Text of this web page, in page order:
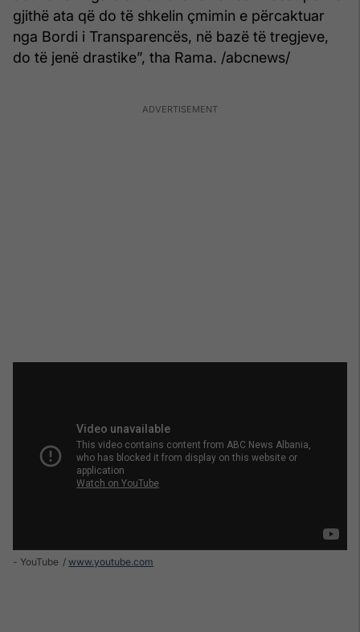
gjithë ata që do të shkelin çmimin e përcaktuar
nga Bordi i Transparencës, në bazë të tregjeve,
do të jenë drastike”, tha Rama. /abcnews/
- YouTube www.youtube.com